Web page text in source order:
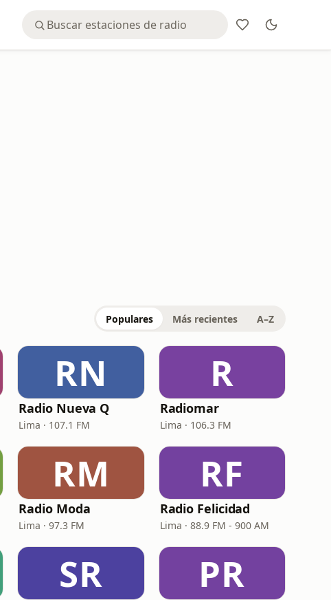
Populares Más recientes A–Z
RN
Radio Nueva Q
Lima · 107.1 FM
R
Radiomar
Lima · 106.3 FM
RM
Radio Moda
Lima · 97.3 FM
RF
Radio Felicidad
Lima · 88.9 FM - 900 AM
SR PR